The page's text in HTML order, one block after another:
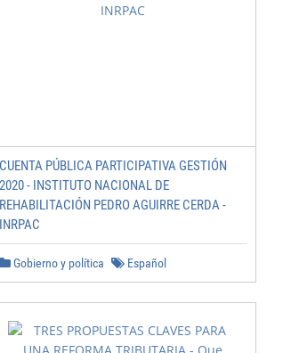
que
30°
se
“Dale Color
CUENTA PÚBLICA PARTICIPATIVA GESTIÓN
2020 - INSTITUTO NACIONAL DE
REHABILITACIÓN PEDRO AGUIRRE CERDA -
INRPAC
Gobierno y política Español